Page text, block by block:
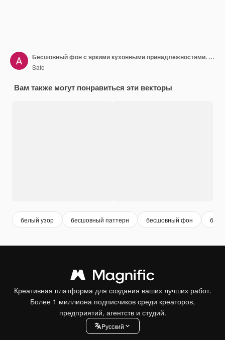
Бесшовный фон с яркими кухонными принадлежностями. Кухонная утварь и кухонное оборудование.
Safo
Вам также могут понравиться эти векторы
белый узор бесшовный паттерн бесшовный фон
Креативная платформа для создания ваших лучших работ.
Более 1 миллиона подписчиков среди креаторов,
предприятий, агентств и студий.
Pусский